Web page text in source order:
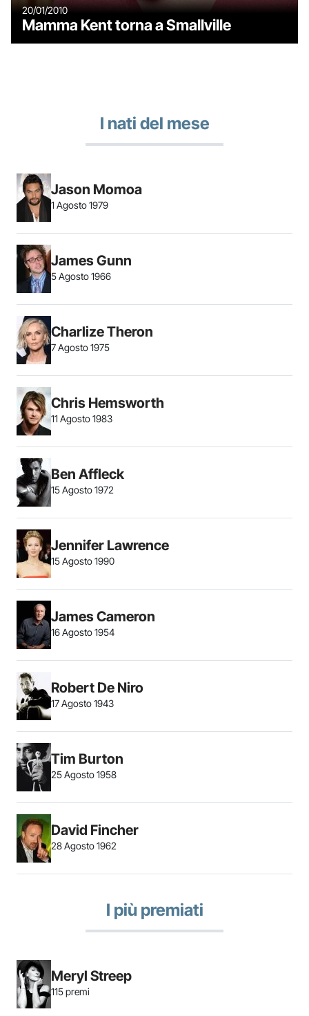
20/01/2010
Mamma Kent torna a Smallville
I nati del mese
Jason Momoa
1 Agosto 1979
James Gunn
5 Agosto 1966
Charlize Theron
7 Agosto 1975
Chris Hemsworth
11 Agosto 1983
Ben Affleck
15 Agosto 1972
Jennifer Lawrence
15 Agosto 1990
James Cameron
16 Agosto 1954
Robert De Niro
17 Agosto 1943
Tim Burton
25 Agosto 1958
David Fincher
28 Agosto 1962
I più premiati
Meryl Streep
115 premi